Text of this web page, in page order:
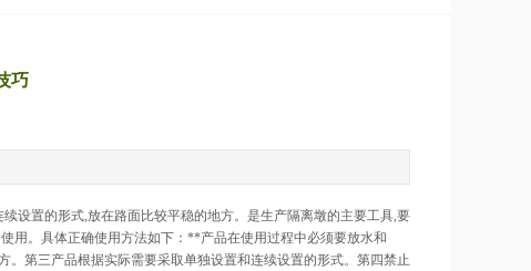
巧
设置的形式,放在路面比较平稳的地方。是生产隔离墩的主要工具,要
用。具体正确使用方法如下：**产品在使用过程中必须要放水和
第三产品根据实际需要采取单独设置和连续设置的形式。第四禁止